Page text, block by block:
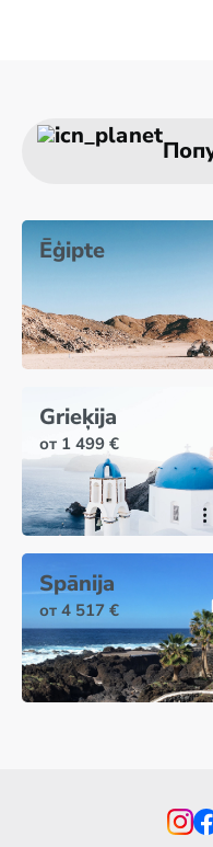
Ēģipte
Grieķija
от 1 499 €
Spānija
от 4 517 €